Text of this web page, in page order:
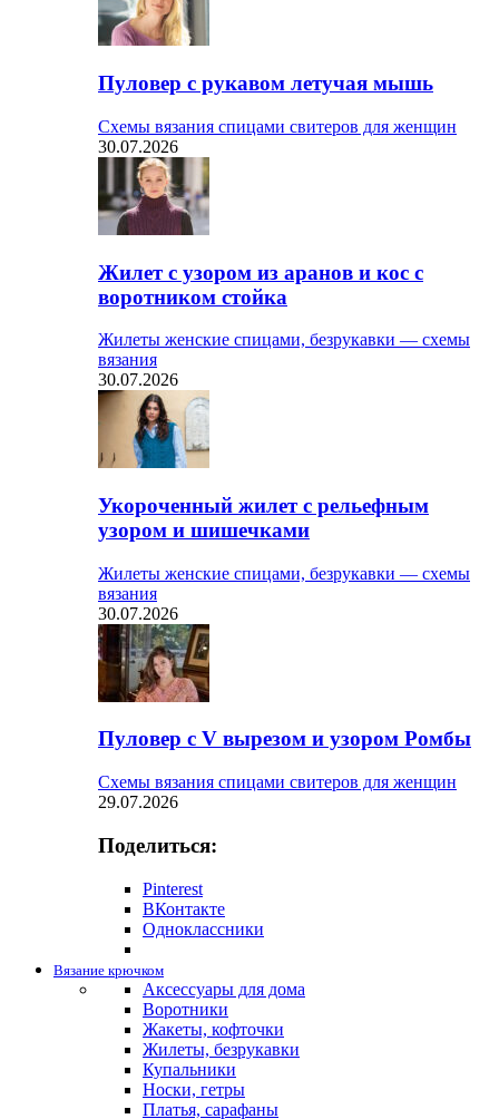
Пуловер с рукавом летучая мышь
Схемы вязания спицами свитеров для женщин
30.07.2026
Жилет с узором из аранов и кос с
воротником стойка
Жилеты женские спицами, безрукавки — схемы
вязания
30.07.2026
Укороченный жилет с рельефным
узором и шишечками
Жилеты женские спицами, безрукавки — схемы
вязания
30.07.2026
Пуловер с V вырезом и узором Ромбы
Схемы вязания спицами свитеров для женщин
29.07.2026
Поделиться:
Pinterest
ВКонтакте
Одноклассники
Вязание крючком
Аксессуары для дома
Воротники
Жакеты, кофточки
Жилеты, безрукавки
Купальники
Носки, гетры
Платья, сарафаны